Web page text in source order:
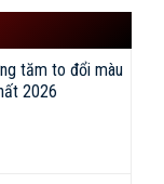
CỤ ĐI
tăm to đổi màu
2026